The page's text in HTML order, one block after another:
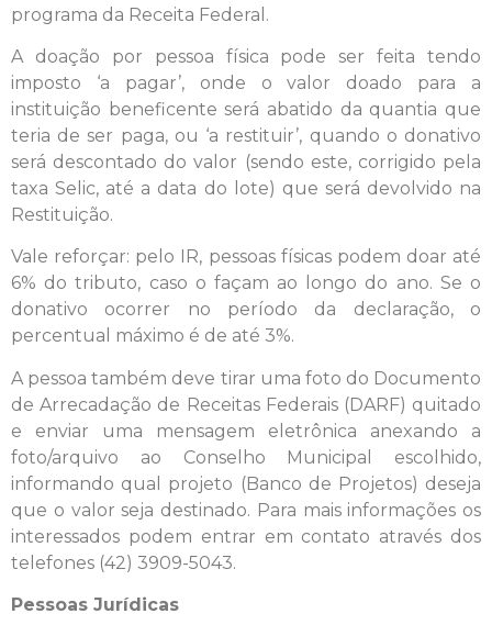
programa da Receita Federal.
A doação por pessoa física pode ser feita tendo
imposto ‘a pagar’, onde o valor doado para a
instituição beneficente será abatido da quantia que
teria de ser paga, ou ‘a restituir’, quando o donativo
será descontado do valor (sendo este, corrigido pela
taxa Selic, até a data do lote) que será devolvido na
Restituição.
Vale reforçar: pelo IR, pessoas físicas podem doar até
6% do tributo, caso o façam ao longo do ano. Se o
donativo ocorrer no período da declaração, o
percentual máximo é de até 3%.
A pessoa também deve tirar uma foto do Documento
de Arrecadação de Receitas Federais (DARF) quitado
e enviar uma mensagem eletrônica anexando a
foto/arquivo ao Conselho Municipal escolhido,
informando qual projeto (Banco de Projetos) deseja
que o valor seja destinado. Para mais informações os
interessados podem entrar em contato através dos
telefones (42) 3909-5043.
Pessoas Jurídicas